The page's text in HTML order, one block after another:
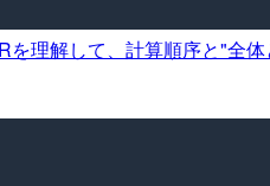
理解して、計算順序と"全